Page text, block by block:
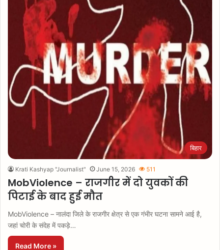
बिहार
Krati Kashyap "Journalist" June 15, 2026 511
MobViolence – राजगीर में दो युवकों की
पिटाई के बाद हुई मौत
MobViolence – नालंदा जिले के राजगीर क्षेत्र से एक गंभीर घटना सामने आई है,
जहां चोरी के संदेह में पकड़े…
Read More »